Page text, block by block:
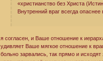
«христианство без Христа
Внутренний враг всегда опаснее
я согласен, и Ваше отношение к
удивляет Ваше мягкое отношение к
больно зарвались, так прямо и